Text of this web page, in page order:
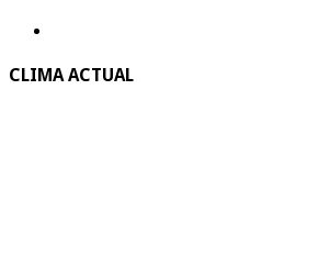
CLIMA ACTUAL